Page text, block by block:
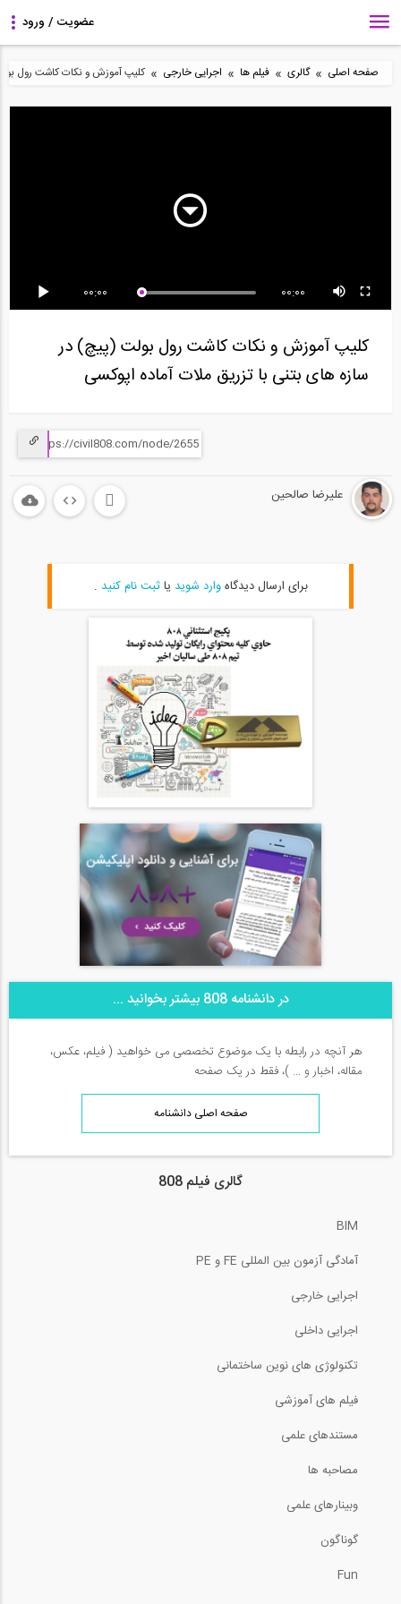
صفحه اصلی » گالری » فیلم ها » اجرایی خارجی » کلیپ آموزش و نکات کاشت رول
فیلم ساختمان جداسازی
شده لرزه ای توسط...
2:52
کلیپ آزمایش مکانیک
خاک تراکم پروکتور (...
جوشکاری در حالت سقفی
کلیپ انجام آزمایش تراکم
خاک به روش SPT
00:00 00:00
کلیپ آموزش و نکات کاشت رول بولت (پیچ) در
سازه های بتنی با تزریق ملات آماده اپوکسی
علیرضا صالحین
برای ارسال دیدگاهوارد شوید یاثبت نام کنید .
در دانشنامه 808 بیشتر بخوانید ...
هر آنچه در رابطه با یک موضوع تخصصی می خواهید ( فیلم، عکس،
مقاله، اخبار و ... )، فقط در یک صفحه
صفحه اصلی دانشنامه
گالری فیلم 808
BIM
آمادگی آزمون بین المللی FE و PE
اجرایی خارجی
اجرایی داخلی
تکنولوژی های نوین ساختمانی
فیلم های آموزشی
مستندهای علمی
مصاحبه ها
وبینارهای علمی
گوناگون
Fun